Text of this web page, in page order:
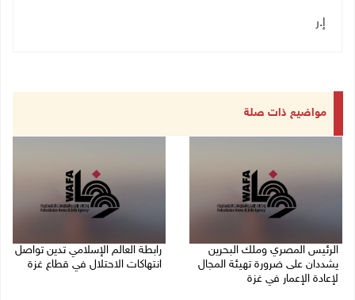
إ.ر
مواضيع ذات صلة
الرئيس المصري وملك البحرين
يشددان على ضرورة تهيئة المجال
لإعادة الإعمار في غزة
رابطة العالم الإسلامي تدين تواصل
انتهاكات الاحتلال في قطاع غزة